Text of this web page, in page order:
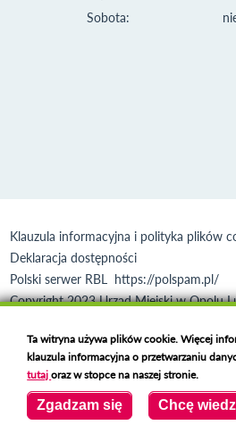
Sobota:
Klauzula informacyjna i polityka plików
Deklaracja dostępności
Polski serwer RBL https://polspam.pl/
Copyright 2023 Urząd Miejski w Opolu
Ta witryna używa plików cookie. Więcej
klauzula informacyjna o przetwarzaniu
tutajoraz w stopce na naszej stronie.
Zgadzam się Chcę